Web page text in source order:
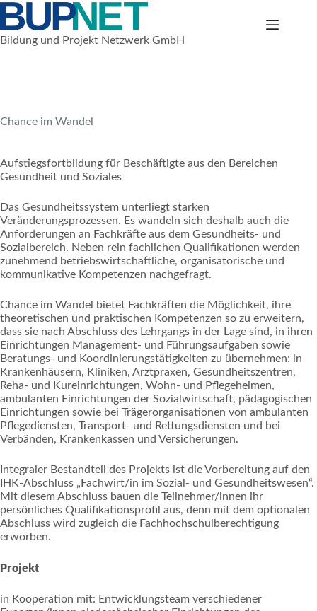
Zum
Inhalt
springen
Bildung und Projekt Netzwerk GmbH
Chance im Wandel
Aufstiegsfortbildung für Beschäftigte aus den Bereichen
Gesundheit und Soziales
Das Gesundheitssystem unterliegt starken
Veränderungsprozessen. Es wandeln sich deshalb auch die
Anforderungen an Fachkräfte aus dem Gesundheits- und
Sozialbereich. Neben rein fachlichen Qualifikationen werden
zunehmend betriebswirtschaftliche, organisatorische und
kommunikative Kompetenzen nachgefragt.
Chance im Wandel bietet Fachkräften die Möglichkeit, ihre
theoretischen und praktischen Kompetenzen so zu erweitern,
dass sie nach Abschluss des Lehrgangs in der Lage sind, in ihren
Einrichtungen Management- und Führungsaufgaben sowie
Beratungs- und Koordinierungstätigkeiten zu übernehmen: in
Krankenhäusern, Kliniken, Arztpraxen, Gesundheitszentren,
Reha- und Kureinrichtungen, Wohn- und Pflegeheimen,
ambulanten Einrichtungen der Sozialwirtschaft, pädagogischen
Einrichtungen sowie bei Trägerorganisationen von ambulanten
Pflegediensten, Transport- und Rettungsdiensten und bei
Verbänden, Krankenkassen und Versicherungen.
Integraler Bestandteil des Projekts ist die Vorbereitung auf den
IHK-Abschluss „Fachwirt/in im Sozial- und Gesundheitswesen“.
Mit diesem Abschluss bauen die Teilnehmer/innen ihr
persönliches Qualifikationsprofil aus, denn mit dem optionalen
Abschluss wird zugleich die Fachhochschulberechtigung
erworben.
Projekt
in Kooperation mit: Entwicklungsteam verschiedener